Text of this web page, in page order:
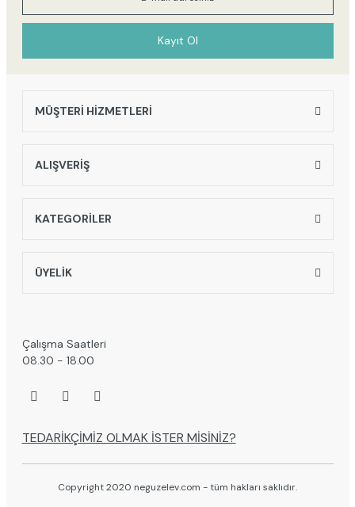
Kayıt Ol
MÜŞTERİ HİZMETLERİ
ALIŞVERİŞ
KATEGORİLER
ÜYELİK
Çalışma Saatleri
08.30 - 18.00
TEDARİKÇİMİZ OLMAK İSTER MİSİNİZ?
Copyright 2020 neguzelev.com - tüm hakları saklıdır.